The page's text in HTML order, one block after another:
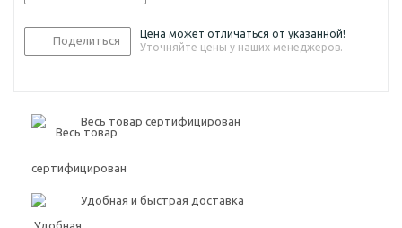
Поделиться
Цена может отличаться от указанной!
Уточняйте цены у наших менеджеров.
Весь товар сертифицирован
Удобная и быстрая доставка